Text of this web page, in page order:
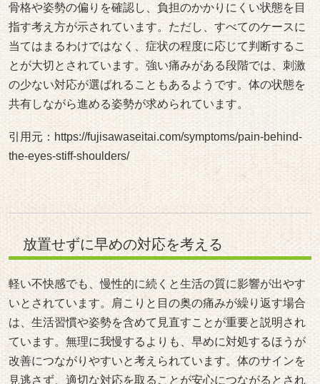
骨格や姿勢の偏りを確認し、負担のかかりにくい状態を目
指す考え方が示されています。ただし、すべてのケースに
当てはまるわけではなく、症状の程度に応じて判断するこ
とが大切とされています。強い痛みがある段階では、刺激
の少ない対応が選ばれることもあるようです。体の状態を
共有しながら進める姿勢が求められています。
引用元： https://fujisawaseitai.com/symptoms/pain-behind-
the-eyes-stiff-shoulders/
放置せずに早めの対応を考える
軽い不快感でも、慢性的に続くと生活の質に影響が出やす
いとされています。肩こりと目の奥の痛みが繰り返す場合
は、生活習慣や姿勢を含めて見直すことが重要と説明され
ています。無理に我慢するよりも、早めに対処するほうが
改善につながりやすいと考えられています。体のサインを
見逃さず、適切な対応を取ることが安心につながるとされ